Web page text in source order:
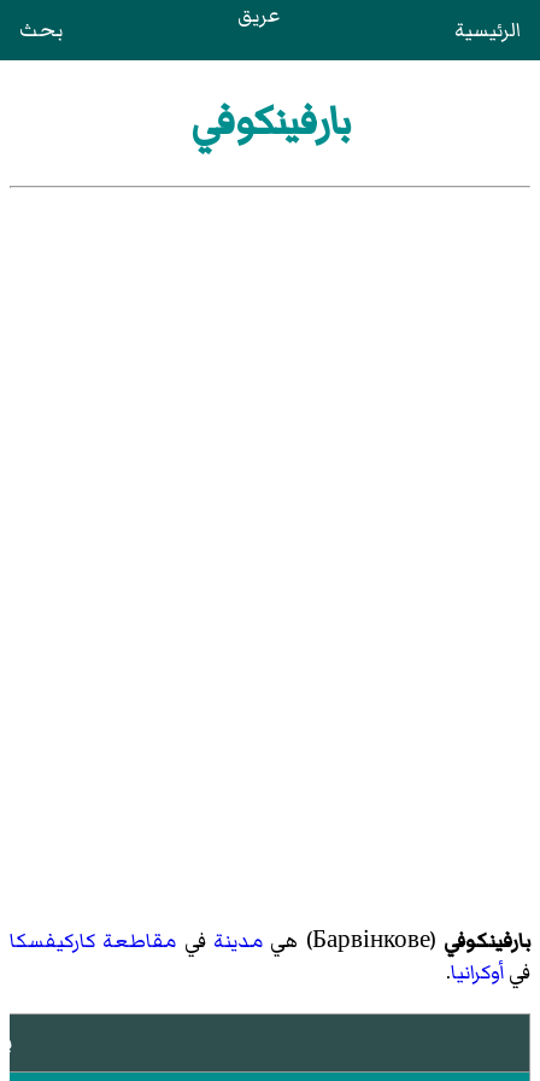
الرئيسية عريق بحث
بارفينكوفي
بارفينكوفي (Барвінкове) هي مدينة في مقاطعة كاركيفسكا
فيأوكرانيا.